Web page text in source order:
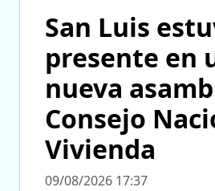
San Luis
presente en
nueva
Consejo
Vivienda
09/08/2026 17:37